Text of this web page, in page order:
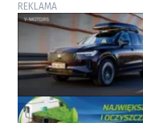
REKLAMA